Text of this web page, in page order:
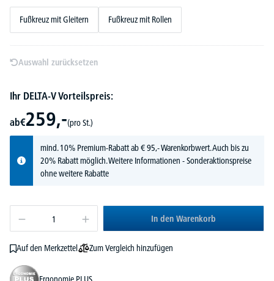
Fußkreuz mit Gleitern Fußkreuz mit Rollen
Auswahl zurücksetzen
Ihr DELTA-V Vorteilspreis:
ab€259,-(pro St.)
mind. 10% Premium-Rabatt ab € 95,- Warenkorbwert. Auch bis zu
20% Rabatt möglich.Weitere Informationen - Sonderaktionspreise
ohne weitere Rabatte
In den Warenkorb
Auf den Merkzettel Zum Vergleich hinzufügen